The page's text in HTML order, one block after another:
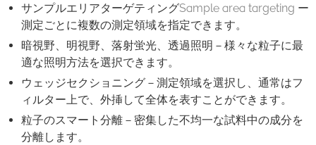
サンプルエリアターゲティングSample area targeting ー
測定ごとに複数の測定領域を指定できます。
暗視野、明視野、落射蛍光、透過照明－様々な粒子に最
適な照明方法を選択できます。
ウェッジセクショニング－測定領域を選択し、通常はフ
ィルター上で、外挿して全体を表すことができます。
粒子のスマート分離－密集した不均一な試料中の成分を
分離します。